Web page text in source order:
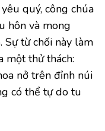
quý, công chúa
hôn và mong
Sự từ chối này làm
một thử thách:
nở trên đỉnh núi
có thể tự do tu